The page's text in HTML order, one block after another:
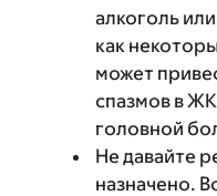
алкоголь
как
может
спазмов в
головной
Не давайте
назначено.